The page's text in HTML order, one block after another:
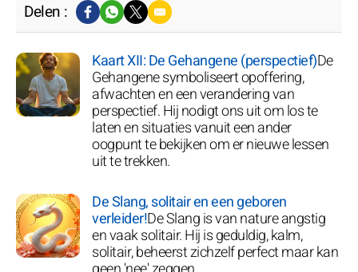
Delen :
Kaart XII: De Gehangene (perspectief)De
Gehangene symboliseert opoffering,
afwachten en een verandering van
perspectief. Hij nodigt ons uit om los te
laten en situaties vanuit een ander
oogpunt te bekijken om er nieuwe lessen
uit te trekken.
De Slang, solitair en een geboren
verleider!De Slang is van nature angstig
en vaak solitair. Hij is geduldig, kalm,
solitair, beheerst zichzelf perfect maar kan